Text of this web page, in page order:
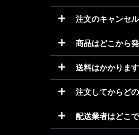
注文のキャンセ
商品はどこから
送料はかかりま
注文してからど
配送業者はどこ